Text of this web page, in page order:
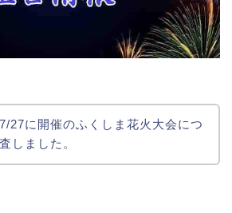
27に開催のふくしま花火大会につ
しました。